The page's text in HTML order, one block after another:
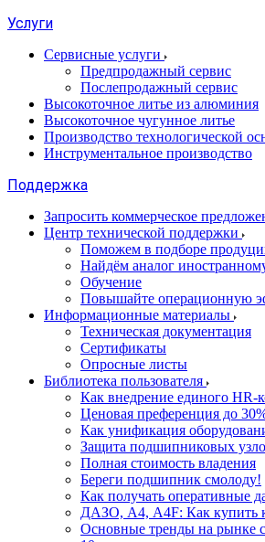
Услуги
Сервисные услуги
Предпродажный сервис
Послепродажный сервис
Высокоточное литье из алюминия
Высокоточное чугунное литье
Производство технологической
Инструментальное производство
Поддержка
Запросить коммерческое
Центр технической поддержки
Поможем в подборе
Найдём аналог
Обучение
Повышайте операционную
Информационные материалы
Техническая документация
Сертификаты
Опросные листы
Библиотека пользователя
Как внедрение единого HR-
Ценовая преференция до
Как унификация
Защита подшипниковых
Полная стоимость владения
Береги подшипник смолоду!
Как получать оперативные
ДАЗО, А4, А4F: Как купить
Основные тренды на рынке